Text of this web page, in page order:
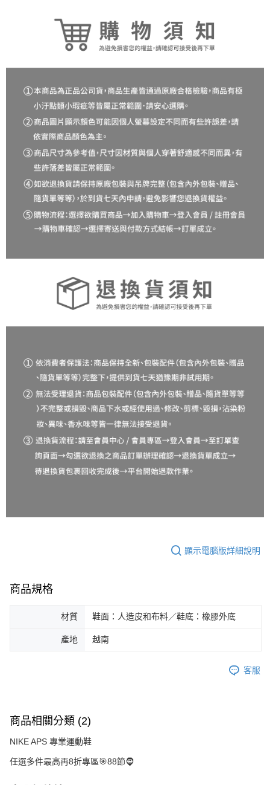
顯示電腦版詳細說明
商品規格
材質 鞋面：人造皮和布料／鞋底：橡膠外底
產地 越南
客服
商品相關分類 (2)
NIKE APS 專業運動鞋
任選多件最高再8折專區🎯88節🧔